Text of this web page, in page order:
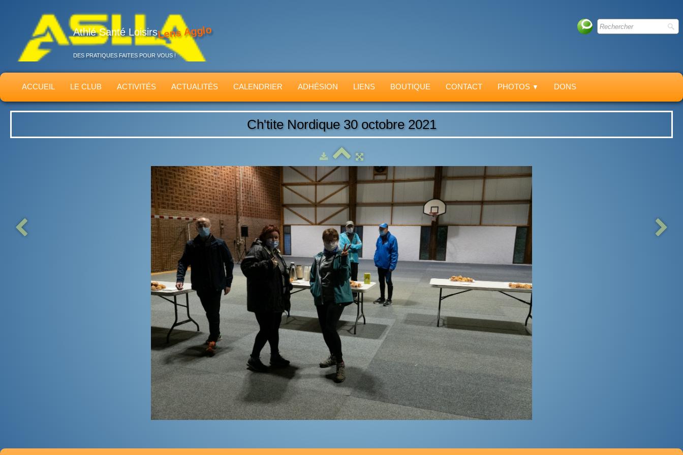
Athlé Santé LoisirsLens Agglo
DES PRATIQUES FAITES POUR VOUS !
ACCUEIL LE CLUB ACTIVITÉS ACTUALITÉS CALENDRIER ADHÉSION LIENS BOUTIQUE CONTACT PHOTOS ▼ DONS
Ch'tite Nordique 30 octobre 2021